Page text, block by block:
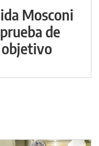
Mosconi
de
objetivo